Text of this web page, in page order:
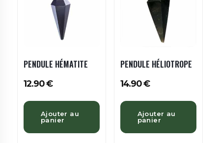
PENDULE HÉMATITE
12.90€
Ajouter au
panier
PENDULE HÉLIOTROPE
14.90€
Ajouter au
panier